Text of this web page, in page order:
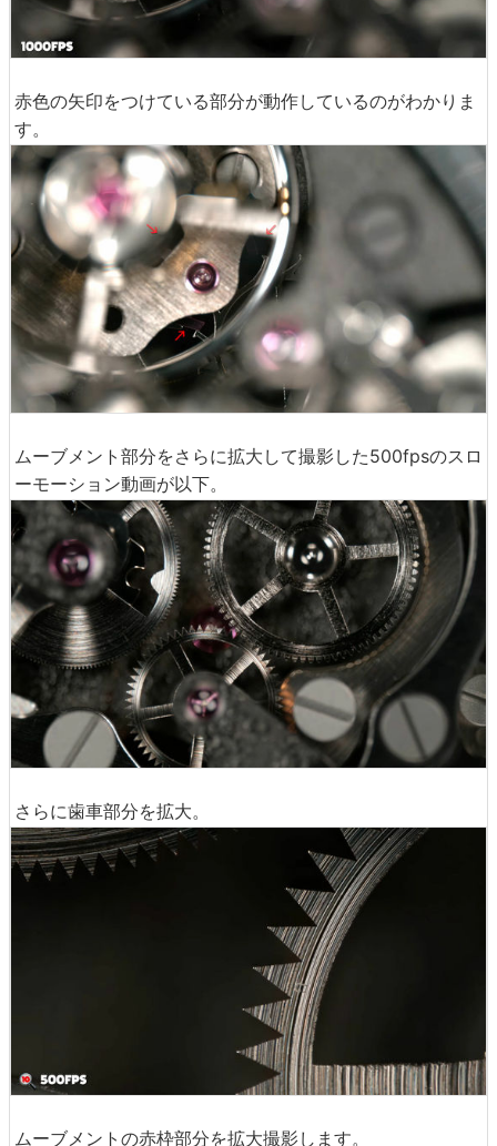
赤色の矢印をつけている部分が動作しているのがわかりま
す。
ムーブメント部分をさらに拡大して撮影した500fpsのスロ
ーモーション動画が以下。
さらに歯車部分を拡大。
ムーブメントの赤枠部分を拡大撮影します。